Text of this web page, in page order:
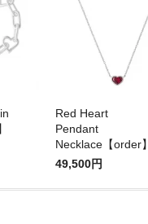
Red Heart
Pendant
Necklace【order】
49,500円